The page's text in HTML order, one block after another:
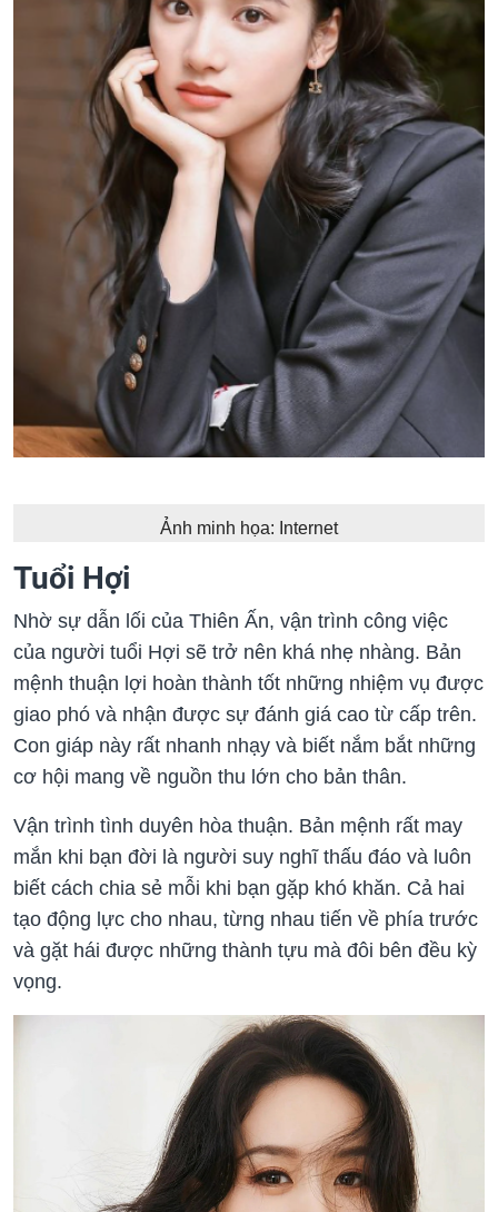
Ảnh minh họa: Internet
Tuổi Hợi
Nhờ sự dẫn lối của Thiên Ấn, vận trình công việc
của người tuổi Hợi sẽ trở nên khá nhẹ nhàng. Bản
mệnh thuận lợi hoàn thành tốt những nhiệm vụ được
giao phó và nhận được sự đánh giá cao từ cấp trên.
Con giáp này rất nhanh nhạy và biết nắm bắt những
cơ hội mang về nguồn thu lớn cho bản thân.
Vận trình tình duyên hòa thuận. Bản mệnh rất may
mắn khi bạn đời là người suy nghĩ thấu đáo và luôn
biết cách chia sẻ mỗi khi bạn gặp khó khăn. Cả hai
tạo động lực cho nhau, từng nhau tiến về phía trước
và gặt hái được những thành tựu mà đôi bên đều kỳ
vọng.